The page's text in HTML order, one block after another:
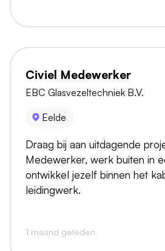
Civiel Medewerker
EBC Glasvezeltechniek B.V.
Eelde
Draag bij aan uitdagende
Medewerker, werk buiten in
ontwikkel jezelf binnen het
leidingwerk.
1 maand geleden